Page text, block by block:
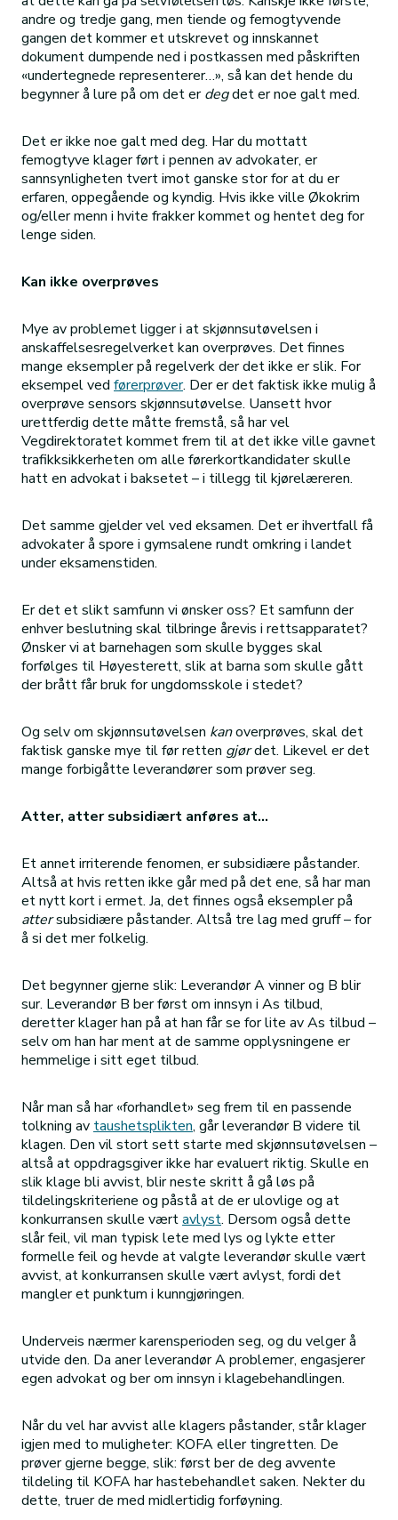
andre og tredje gang, men tiende og femogtyvende
gangen det kommer et utskrevet og innskannet
dokument dumpende ned i postkassen med påskriften
«undertegnede representerer…», så kan det hende du
begynner å lure på om det erdegdet er noe galt med.
Det er ikke noe galt med deg. Har du mottatt
femogtyve klager ført i pennen av advokater, er
sannsynligheten tvert imot ganske stor for at du er
erfaren, oppegående og kyndig. Hvis ikke ville Økokrim
og/eller menn i hvite frakker kommet og hentet deg for
lenge siden.
Kan ikke overprøves
Mye av problemet ligger i at skjønnsutøvelsen i
anskaffelsesregelverket kan overprøves. Det finnes
mange eksempler på regelverk der det ikke er slik. For
eksempel ved førerprøver. Der er det faktisk ikke mulig å
overprøve sensors skjønnsutøvelse. Uansett hvor
urettferdig dette måtte fremstå, så har vel
Vegdirektoratet kommet frem til at det ikke ville gavnet
trafikksikkerheten om alle førerkortkandidater skulle
hatt en advokat i baksetet – i tillegg til kjørelæreren.
Det samme gjelder vel ved eksamen. Det er ihvertfall få
advokater å spore i gymsalene rundt omkring i landet
under eksamenstiden.
Er det et slikt samfunn vi ønsker oss? Et samfunn der
enhver beslutning skal tilbringe årevis i rettsapparatet?
Ønsker vi at barnehagen som skulle bygges skal
forfølges til Høyesterett, slik at barna som skulle gått
der brått får bruk for ungdomsskole i stedet?
Og selv om skjønnsutøvelsen kanoverprøves, skal det
faktisk ganske mye til før retten gjørdet. Likevel er det
mange forbigåtte leverandører som prøver seg.
Atter, atter subsidiært anføres at…
Et annet irriterende fenomen, er subsidiære påstander.
Altså at hvis retten ikke går med på det ene, så har man
et nytt kort i ermet. Ja, det finnes også eksempler på
attersubsidiære påstander. Altså tre lag med gruff – for
å si det mer folkelig.
Det begynner gjerne slik: Leverandør A vinner og B blir
sur. Leverandør B ber først om innsyn i As tilbud,
deretter klager han på at han får se for lite av As tilbud –
selv om han har ment at de samme opplysningene er
hemmelige i sitt eget tilbud.
Når man så har «forhandlet» seg frem til en passende
tolkning av taushetsplikten, går leverandør B videre til
klagen. Den vil stort sett starte med skjønnsutøvelsen –
altså at oppdragsgiver ikke har evaluert riktig. Skulle en
slik klage bli avvist, blir neste skritt å gå løs på
tildelingskriteriene og påstå at de er ulovlige og at
konkurransen skulle værtavlyst. Dersom også dette
slår feil, vil man typisk lete med lys og lykte etter
formelle feil og hevde at valgte leverandør skulle vært
avvist, at konkurransen skulle vært avlyst, fordi det
mangler et punktum i kunngjøringen.
Underveis nærmer karensperioden seg, og du velger å
utvide den. Da aner leverandør A problemer, engasjerer
egen advokat og ber om innsyn i klagebehandlingen.
Når du vel har avvist alle klagers påstander, står klager
igjen med to muligheter: KOFA eller tingretten. De
prøver gjerne begge, slik: først ber de deg avvente
tildeling til KOFA har hastebehandlet saken. Nekter du
dette, truer de med midlertidig forføyning.